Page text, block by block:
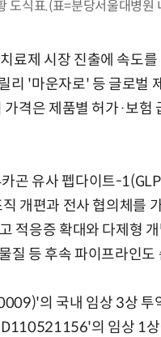
도식표.(표=분당서울대병
료제 시장 진출에 속도
리 '마운자로' 등 글로벌
격은 제품별 허가·보험
곤 유사 펩다이트-
개편과 전사 협의체를
적응증 확대와 다제형
질 등 후속 파이프라인도
의 국내 임상 3상 투
의 임상 1